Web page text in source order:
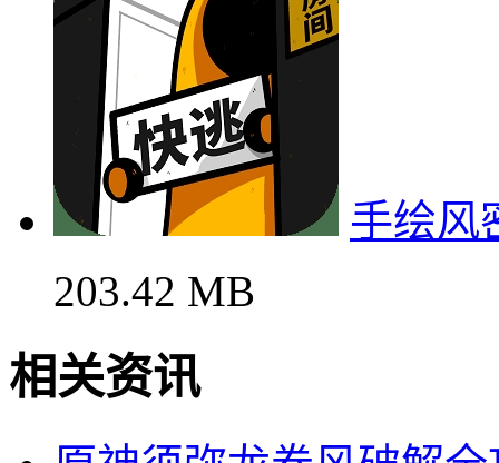
106.47MB
203.42 MB